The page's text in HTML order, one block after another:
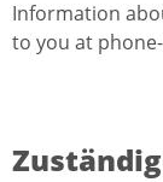
Information
to you at